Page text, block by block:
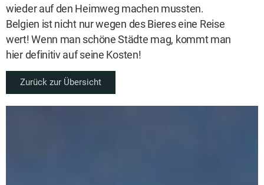
wieder auf den Heimweg machen mussten.
Belgien ist nicht nur wegen des Bieres eine Reise
wert! Wenn man schöne Städte mag, kommt man
hier definitiv auf seine Kosten!
Zurück zur Übersicht